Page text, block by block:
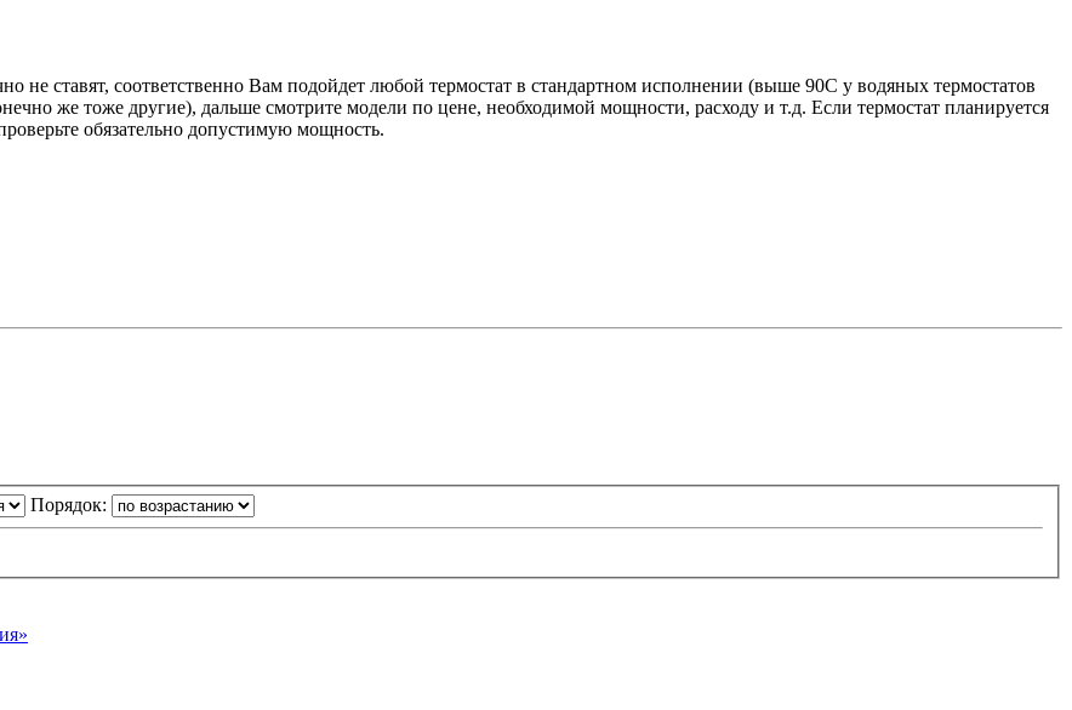
не ставят, соответственно Вам подойдет любой термостат в стандартном исполнении (выше 90С у водяных термостатов
же тоже другие), дальше смотрите модели по цене, необходимой мощности, расходу и т.д. Если термостат планируется
обязательно допустимую мощность.
Порядок: